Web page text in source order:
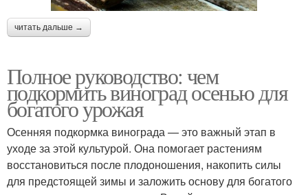
читать дальше →
Полное руководство: чем
подкормить виноград осенью для
богатого урожая
Осенняя подкормка винограда — это важный этап в
уходе за этой культурой. Она помогает растениям
восстановиться после плодоношения, накопить силы
для предстоящей зимы и заложить основу для богатого